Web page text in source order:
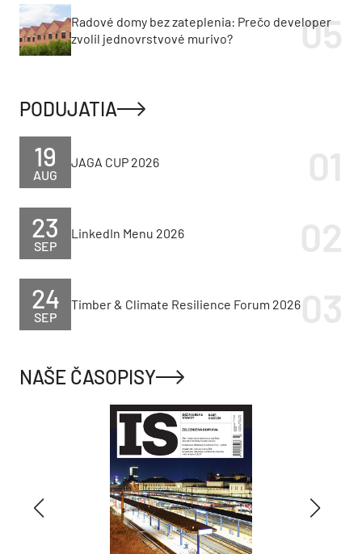
Radové domy bez zateplenia: Prečo developer
zvolil jednovrstvové murivo?
PODUJATIA
AUG
19 JAGA CUP 2026
SEP
23 LinkedIn Menu 2026
SEP
24 Timber & Climate Resilience Forum 2026
NAŠE ČASOPISY